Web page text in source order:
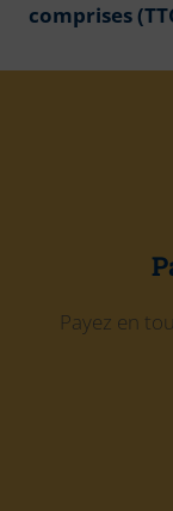
comprises
Payez en